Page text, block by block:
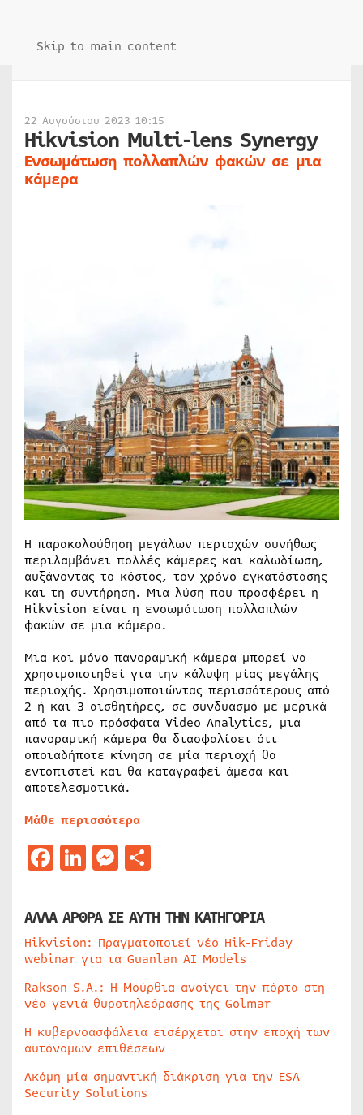
Skip to main content
22 Αυγούστου 2023 10:15
Hikvision Multi-lens Synergy
Eνσωμάτωση πολλαπλών φακών σε μια
κάμερα
Η παρακολούθηση μεγάλων περιοχών συνήθως
περιλαμβάνει πολλές κάμερες και καλωδίωση,
αυξάνοντας το κόστος, τον χρόνο εγκατάστασης
και τη συντήρηση. Μια λύση που προσφέρει η
Hikvision είναι η ενσωμάτωση πολλαπλών
φακών σε μια κάμερα.
Μια και μόνο πανοραμική κάμερα μπορεί να
χρησιμοποιηθεί για την κάλυψη μίας μεγάλης
περιοχής. Χρησιμοποιώντας περισσότερους από
2 ή και 3 αισθητήρες, σε συνδυασμό με μερικά
από τα πιο πρόσφατα Video Analytics, μια
πανοραμική κάμερα θα διασφαλίσει ότι
οποιαδήποτε κίνηση σε μία περιοχή θα
εντοπιστεί και θα καταγραφεί άμεσα και
αποτελεσματικά.
Μάθε περισσότερα
Facebook
LinkedIn
Messenger
ΑΛΛΑ ΑΡΘΡΑ ΣΕ ΑΥΤΗ ΤΗΝ ΚΑΤΗΓΟΡΙΑ
Hikvision: Πραγματοποιεί νέο Hik-Friday
webinar για τα Guanlan AI Models
Rakson S.A.: Η Μούρθια ανοίγει την πόρτα στη
νέα γενιά θυροτηλεόρασης της Golmar
Η κυβερνοασφάλεια εισέρχεται στην εποχή των
αυτόνομων επιθέσεων
Ακόμη μία σημαντική διάκριση για την ESA
Security Solutions